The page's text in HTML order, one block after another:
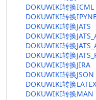
DOKUWIKI转换ICML
DOKUWIKI转换
DOKUWIKI转换JATS
DOKUWIKI转换
DOKUWIKI转换
DOKUWIKI转换
DOKUWIKI转换JIRA
DOKUWIKI转换JSON
DOKUWIKI转换LATEX
DOKUWIKI转换MAN